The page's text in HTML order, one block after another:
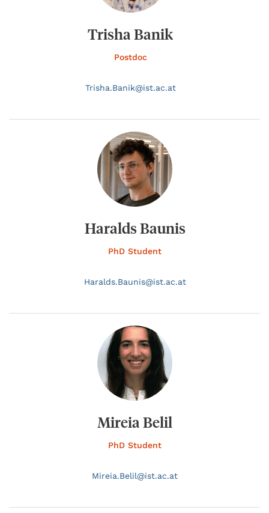
Trisha Banik
Postdoc
Trisha.Banik@ist.ac.at
Haralds Baunis
PhD Student
Haralds.Baunis@ist.ac.at
Mireia Belil
PhD Student
Mireia.Belil@ist.ac.at